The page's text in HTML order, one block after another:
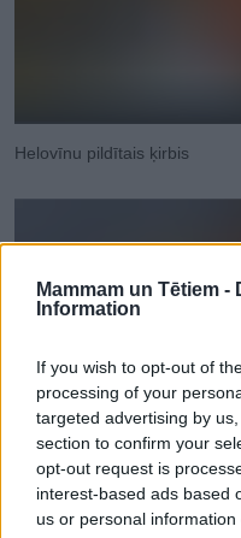
Mammam un Tētiem -
Information
If you wish to opt-out of
processing of your
targeted advertising by
section to confirm your
opt-out request is
interest-based ads based
us or personal
Helovīnu pildītais ķirbis